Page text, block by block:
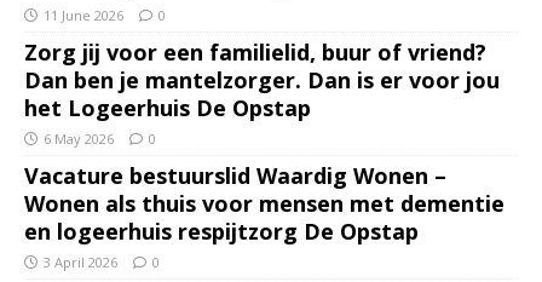
11 June 2026 0
Zorg jij voor een familielid, buur of vriend?
Dan ben je mantelzorger. Dan is er voor jou
het Logeerhuis De Opstap
6 May 2026 0
Vacature bestuurslid Waardig Wonen –
Wonen als thuis voor mensen met dementie
en logeerhuis respijtzorg De Opstap
3 April 2026 0